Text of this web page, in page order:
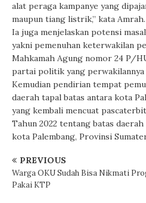
alat peraga kampanye yang
maupun tiang listrik,” kata Amrah.
Ia juga menjelaskan potensi
yakni pemenuhan keterwakilan
Mahkamah Agung nomor 24 P/
partai politik yang perwakilannya
Kemudian pendirian tempat
daerah tapal batas antara kota
yang kembali mencuat
Tahun 2022 tentang batas
kota Palembang, Provinsi
PREVIOUS
Warga OKU Sudah Bisa Nikmati
Pakai KTP